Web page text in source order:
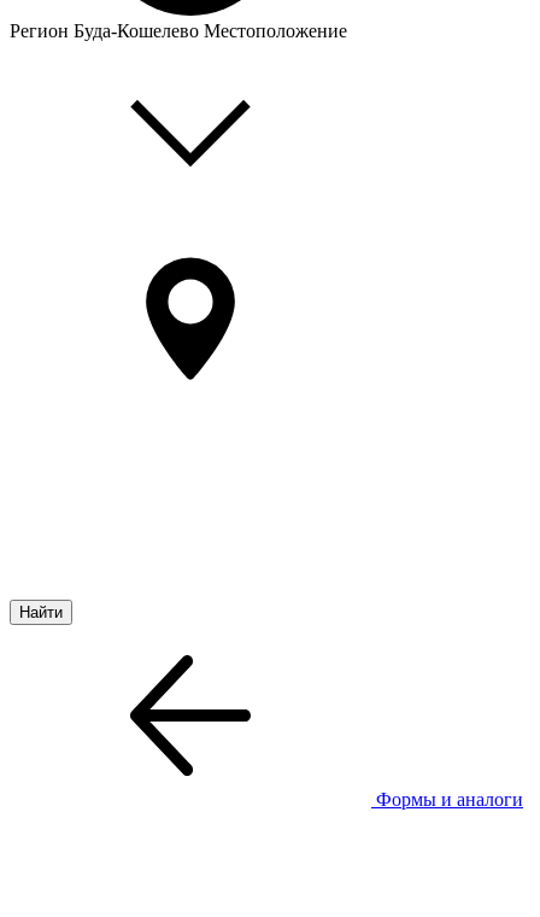
Регион Буда-Кошелево Местоположение
Формы и аналоги